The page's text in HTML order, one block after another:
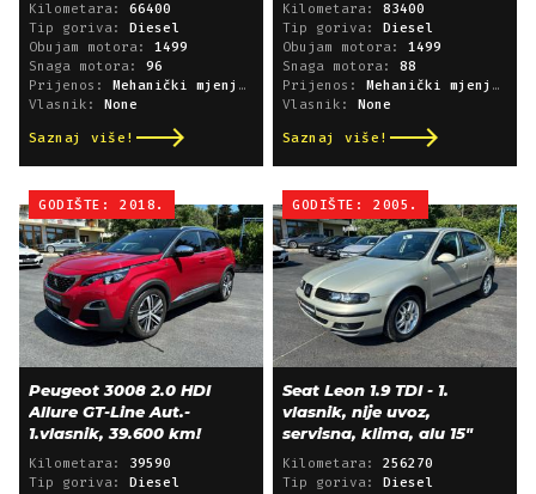
Kilometara: 66400
Tip goriva: Diesel
Obujam motora: 1499
Snaga motora: 96
Prijenos: Mehanički mjenjač
Vlasnik: None
Saznaj više!
Kilometara: 83400
Tip goriva: Diesel
Obujam motora: 1499
Snaga motora: 88
Prijenos: Mehanički mjenjač
Vlasnik: None
Saznaj više!
GODIŠTE: 2018.
Peugeot 3008 2.0 HDI
Allure GT-Line Aut.-
1.vlasnik, 39.600 km!
Kilometara: 39590
Tip goriva: Diesel
GODIŠTE: 2005.
Seat Leon 1.9 TDI - 1.
vlasnik, nije uvoz,
servisna, klima, alu 15"
Kilometara: 256270
Tip goriva: Diesel